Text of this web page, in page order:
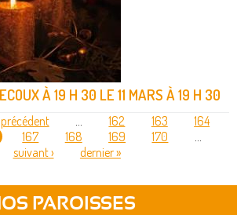
À 19 H 30 LE 11 MARS À 19 H 30
précédent … 162 163
164
167 168 169 170
…
suivant ›
dernier »
PAROISSES